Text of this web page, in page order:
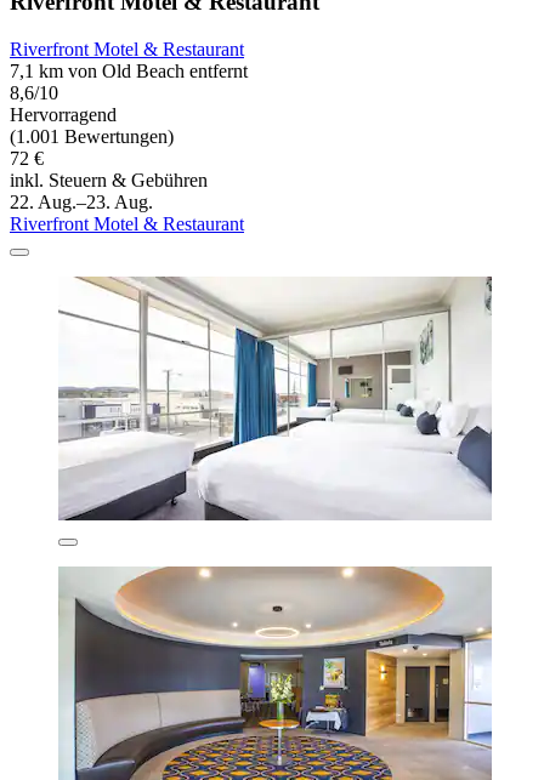
Riverfront Motel & Restaurant
7,1 km von Old Beach entfernt
8,6/10
Hervorragend
(1.001 Bewertungen)
72 €
inkl. Steuern & Gebühren
22. Aug.–23. Aug.
Riverfront Motel & Restaurant